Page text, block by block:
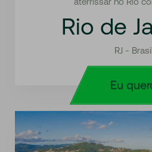
Rio de
RJ - Brasil
Eu